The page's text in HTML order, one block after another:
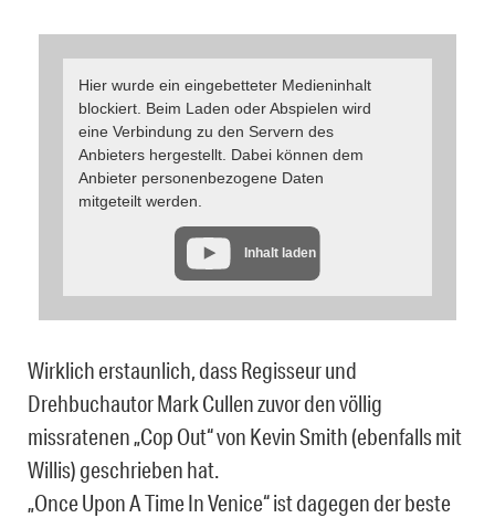
Hier wurde ein eingebetteter Medieninhalt
blockiert. Beim Laden oder Abspielen wird
eine Verbindung zu den Servern des
Anbieters hergestellt. Dabei können dem
Anbieter personenbezogene Daten
mitgeteilt werden.
Inhalt laden
Wirklich erstaunlich, dass Regisseur und
Drehbuchautor Mark Cullen zuvor den völlig
missratenen „Cop Out“ von Kevin Smith (ebenfalls mit
Willis) geschrieben hat.
„Once Upon A Time In Venice“ ist dagegen der beste